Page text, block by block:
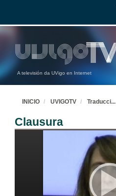
A televisión da UVigo en Internet
INICIO UVIGOTV Traducci...
Clausura